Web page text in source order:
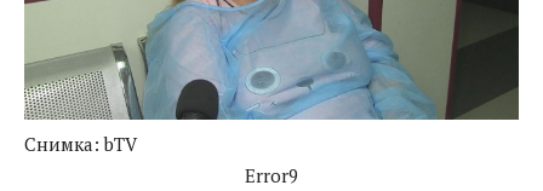
Снимка: bTV
Error9